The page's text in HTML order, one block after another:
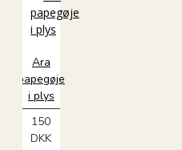
Ara
papegøje
i plys
150
DKK